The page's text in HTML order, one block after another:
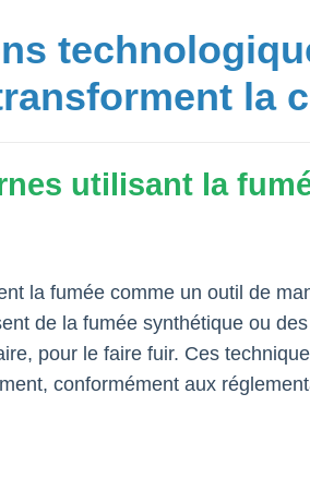
la
utilisant la
la fumée comme un outil de
de la fumée synthétique ou
pour le faire fuir. Ces
conformément aux